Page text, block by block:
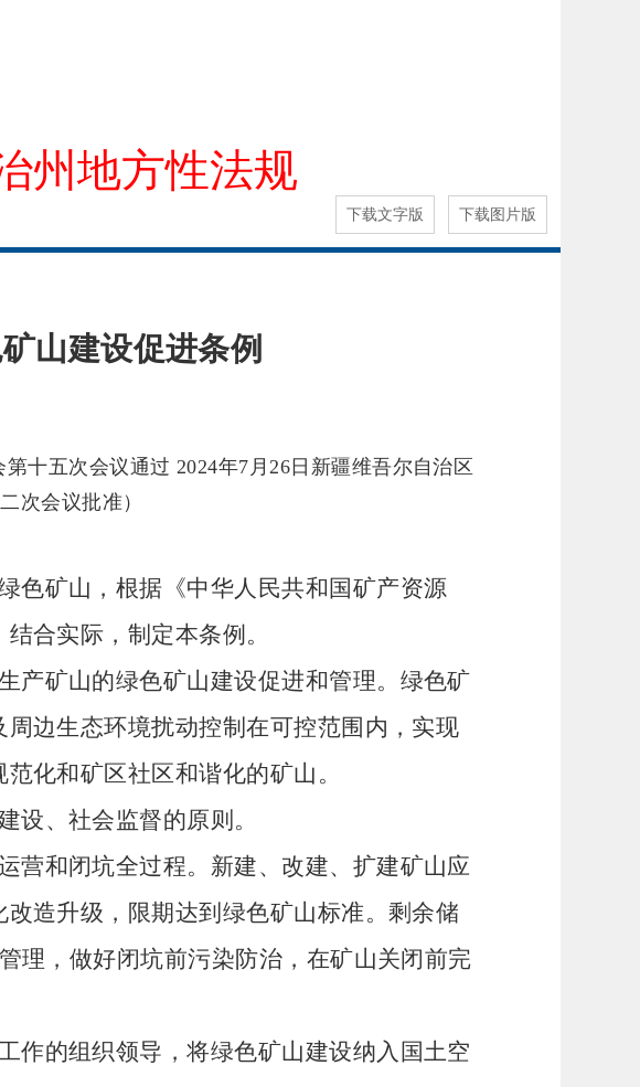
州地方性法规
下载文字版 下载图片版
山建设促进条例
十五次会议通过 2024年7月26日新疆维吾尔自治区
次会议批准）
色矿山，根据《中华人民共和国矿产资源
合实际，制定本条例。
产矿山的绿色矿山建设促进和管理。绿色矿
边生态环境扰动控制在可控范围内，实现
化和矿区社区和谐化的矿山。
设、社会监督的原则。
营和闭坑全过程。新建、改建、扩建矿山应
造升级，限期达到绿色矿山标准。剩余储
理，做好闭坑前污染防治，在矿山关闭前完
作的组织领导，将绿色矿山建设纳入国土空